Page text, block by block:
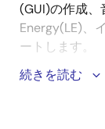
(GUI)の作成
Energy(LE)、
ートします。
システムの利点 :
続きを読む